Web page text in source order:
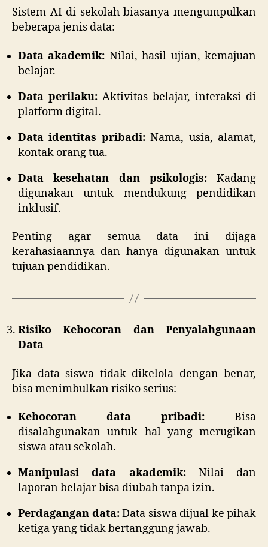
Sistem AI di sekolah biasanya mengumpulkan
beberapa jenis data:
Data akademik: Nilai, hasil ujian, kemajuan
belajar.
Data perilaku: Aktivitas belajar, interaksi di
platform digital.
Data identitas pribadi:Nama, usia, alamat,
kontak orang tua.
Data kesehatan dan psikologis:Kadang
digunakan untuk mendukung pendidikan
inklusif.
Penting agar semua data ini dijaga
kerahasiaannya dan hanya digunakan untuk
tujuan pendidikan.
Risiko Kebocoran dan Penyalahgunaan
Data
Jika data siswa tidak dikelola dengan benar,
bisa menimbulkan risiko serius:
Kebocoran data pribadi: Bisa
disalahgunakan untuk hal yang merugikan
siswa atau sekolah.
Manipulasi data akademik:Nilai dan
laporan belajar bisa diubah tanpa izin.
Perdagangan data:Data siswa dijual ke pihak
ketiga yang tidak bertanggung jawab.